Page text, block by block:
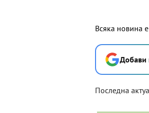
Всяка новина
Добави
Последна